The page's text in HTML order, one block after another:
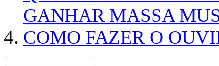
GANHAR MASSA
COMO FAZER O